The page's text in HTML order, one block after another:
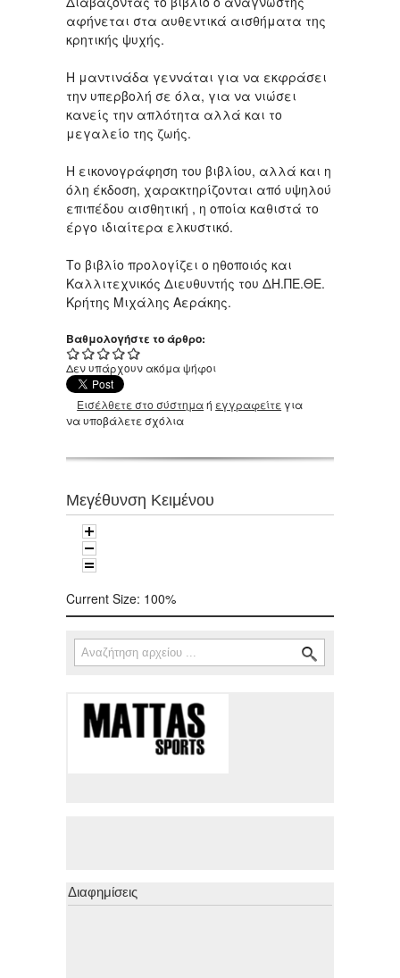
αφήνεται στα αυθεντικά αισθήματα της
κρητικής ψυχής.
Η μαντινάδα γεννάται για να εκφράσει
την υπερβολή σε όλα, για να νιώσει
κανείς την απλότητα αλλά και το
μεγαλείο της ζωής.
Η εικονογράφηση του βιβλίου, αλλά και η
όλη έκδοση, χαρακτηρίζονται από υψηλού
επιπέδου αισθητική , η οποία καθιστά το
έργο ιδιαίτερα ελκυστικό.
Το βιβλίο προλογίζει ο ηθοποιός και
Καλλιτεχνικός Διευθυντής του ΔΗ.ΠΕ.ΘΕ.
Κρήτης Μιχάλης Αεράκης.
Βαθμολογήστε το άρθρο:
Δεν υπάρχουν ακόμα ψήφοι
Εισέλθετε στο σύστημαή εγγραφείτε για
να υποβάλετε σχόλια
Μεγέθυνση Κειμένου
Current Size: 100%
Φόρμα αναζήτησης
Αναζήτηση
Διαφημίσεις